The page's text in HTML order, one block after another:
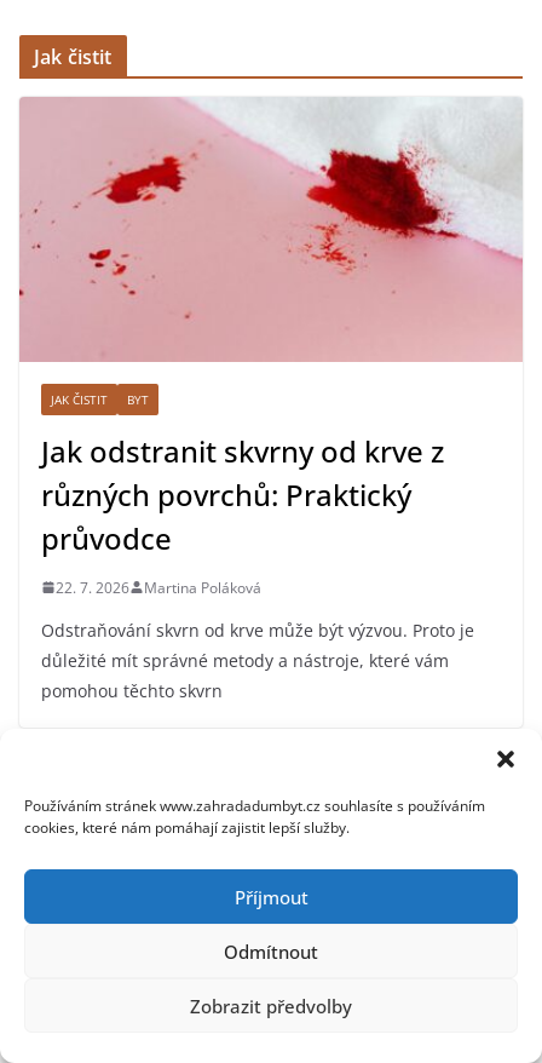
Používáním stránek www.zahradadumbyt.cz souhlasíte s používáním
cookies, které nám pomáhají zajistit lepší služby.
Příjmout
Odmítnout
Zobrazit předvolby
Jak čistit
JAK ČISTIT BYT
Jak odstranit skvrny od krve z
různých povrchů: Praktický
průvodce
22. 7. 2026 Martina Poláková
Odstraňování skvrn od krve může být výzvou. Proto je
důležité mít správné metody a nástroje, které vám
pomohou těchto skvrn